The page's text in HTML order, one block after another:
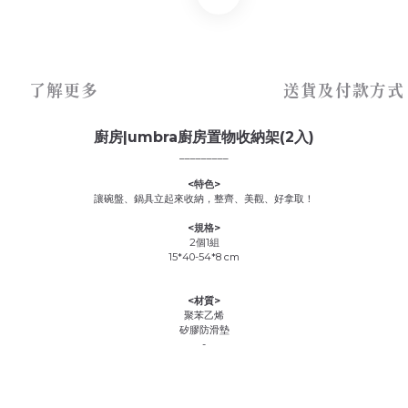
了解更多 送貨及付款方式
廚房|umbra廚房置物收納架(2入)
<特色>
讓碗盤、鍋具立起來收納，整齊、美觀、好拿取！
<規格>
2個1組
15*40-54*8 cm
<材質>
聚苯乙烯
矽膠防滑墊
-